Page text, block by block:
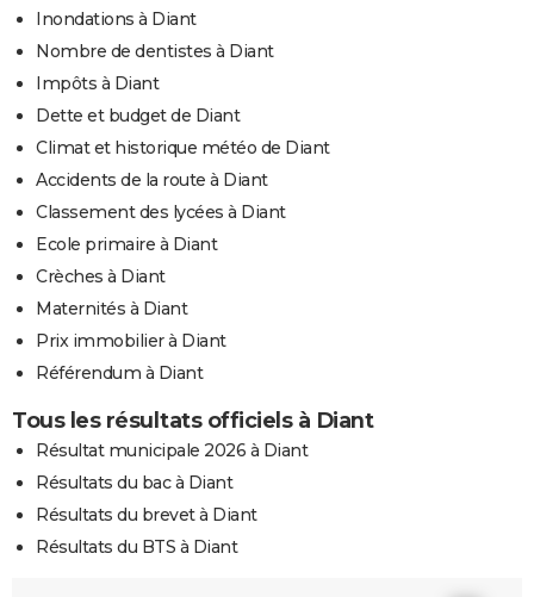
Inondations à Diant
Nombre de dentistes à Diant
Impôts à Diant
Dette et budget de Diant
Climat et historique météo de Diant
Accidents de la route à Diant
Classement des lycées à Diant
Ecole primaire à Diant
Crèches à Diant
Maternités à Diant
Prix immobilier à Diant
Référendum à Diant
Tous les résultats officiels à Diant
Résultat municipale 2026 à Diant
Résultats du bac à Diant
Résultats du brevet à Diant
Résultats du BTS à Diant